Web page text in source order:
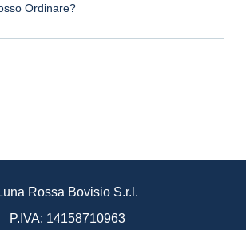
Ordinare?
Rossa Bovisio S.r.l.
P.IVA: 14158710963